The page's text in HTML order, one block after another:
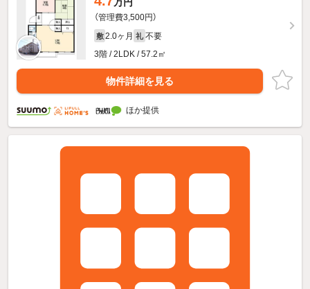
万円
（管理費3,500円）
敷 2.0ヶ月 礼 不要
3階 / 2LDK / 57.2㎡
物件詳細を見る
ほか提供